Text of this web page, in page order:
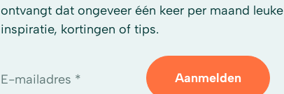
ontvangt dat ongeveer één keer per maand leuke
inspiratie, kortingen of tips.
E-mailadres * Aanmelden